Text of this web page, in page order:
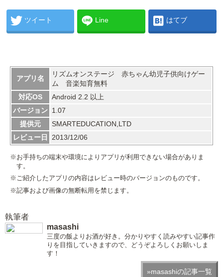
ツイート Line はてブ
アプリ名
リズムオンステージ 赤ちゃん幼児子供向けゲー
ム 音楽知育無料
対応OS
Android 2.2 以上
バージョン
1.07
提供元
SMARTEDUCATION,LTD
レビュー日
2013/12/06
※お手持ちの端末や環境によりアプリが利用できない場合がありま
す。
※ご紹介したアプリの内容はレビュー時のバージョンのものです。
※記事および画像の無断転用を禁じます。
執筆者
masashi
三度の飯よりお酒が好き。分かりやすく読みやすい記事作
りを目指していきますので、どうぞよろしくお願いしま
す！
»masashiの記事一覧